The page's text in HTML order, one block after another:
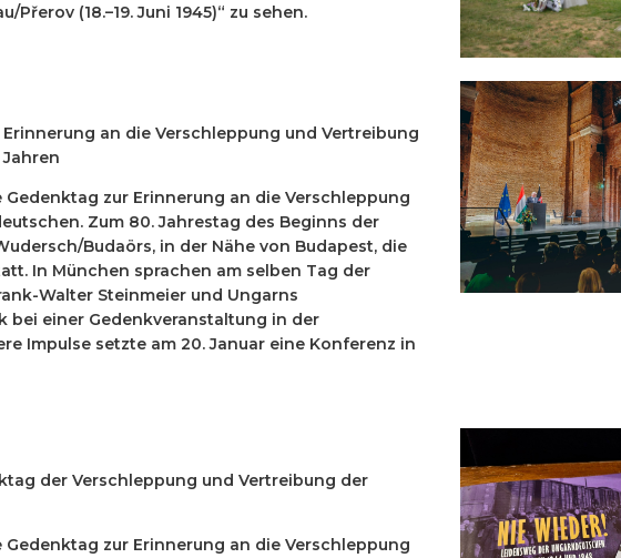
Přerov (18.–19. Juni 1945)“ zu sehen.
Erinnerung an die Verschleppung und Vertreibung
Gedenktag zur Erinnerung an die Verschleppung
Zum 80. Jahrestag des Beginns der
Budaörs, in der Nähe von Budapest, die
In München sprachen am selben Tag der
Walter Steinmeier und Ungarns
bei einer Gedenkveranstaltung in der
Impulse setzte am 20. Januar eine Konferenz in
der Verschleppung und Vertreibung der
Gedenktag zur Erinnerung an die Verschleppung